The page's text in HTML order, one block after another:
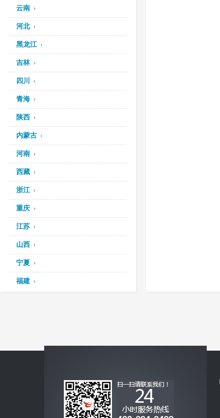
云南
河北
黑龙江
吉林
四川
青海
陕西
内蒙古
河南
西藏
浙江
重庆
江苏
山西
宁夏
福建
互联网+
企业手机客户端